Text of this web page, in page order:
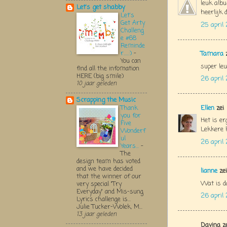
leuk
heerlijk
25 april
Tamara
super
26 april
Ellen zei
Het is
Lekkere
26 april
liannezei
Wat is
26 april
Davina
Let's get shabby
Let's
Get Arty
Challeng
e #68
Reminde
r.....:) -
You can
find all the infomation
HERE (big smile)
10 jaar geleden
Scrapping the Music
Thank
you for
Five
Wonderf
ul
Years... -
The
design team has voted
and we have decided
that the winner of our
very special "Try
Everyday" and Mis-sung
Lyrics challenge is...
Julie Tucker-Wolek, M...
13 jaar geleden